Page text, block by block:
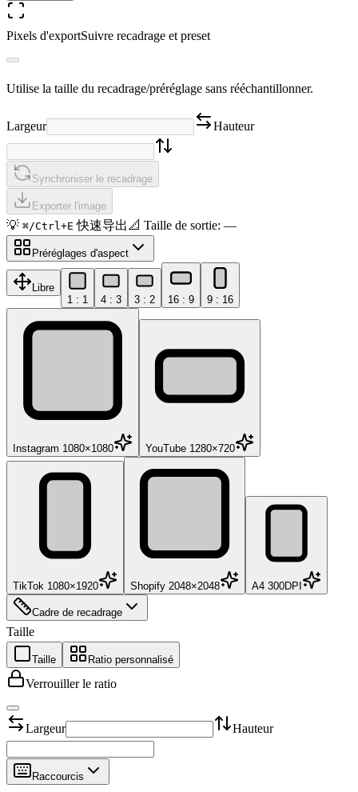
Pixels d'exportSuivre recadrage et preset
Utilise la taille du recadrage/préréglage sans rééchantillonner.
Largeur Hauteur
Synchroniser le recadrage
Exporter l'image
💡 ⌘/Ctrl+E 快速导出 📐 Taille de sortie: —
Préréglages d'aspect
Libre
1 : 1
4 : 3 3 : 2 16 : 9 9 : 16
Instagram 1080×1080 YouTube 1280×720
TikTok 1080×1920 Shopify 2048×2048 A4 300DPI
Cadre de recadrage
Taille
Taille Ratio personnalisé
Verrouiller le ratio
Largeur Hauteur
Raccourcis